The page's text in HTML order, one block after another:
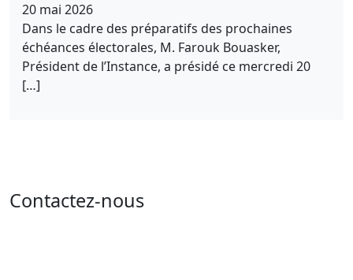
20 mai 2026
Dans le cadre des préparatifs des prochaines
échéances électorales, M. Farouk Bouasker,
Président de l’Instance, a présidé ce mercredi 20
[…]
Contactez-nous